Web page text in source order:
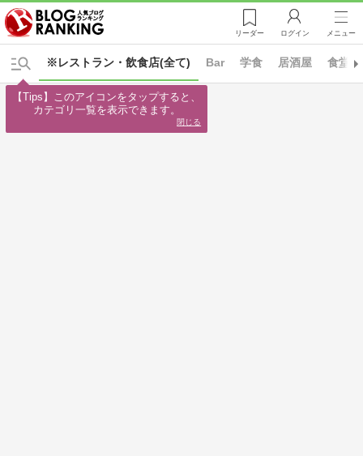
リーダー ログイン メニュー
※レストラン・飲食店(全て) Bar 学食 居酒屋 食堂
【Tips】このアイコンをタップすると、
カテゴリ一覧を表示できます。
閉じる